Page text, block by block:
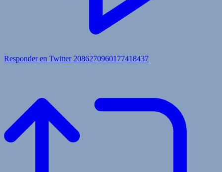
Responder en Twitter 2086270960177418437